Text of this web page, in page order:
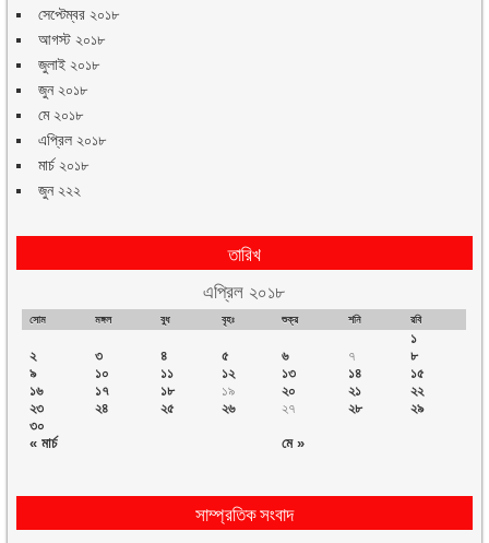
সেপ্টেম্বর ২০১৮
আগস্ট ২০১৮
জুলাই ২০১৮
জুন ২০১৮
মে ২০১৮
এপ্রিল ২০১৮
মার্চ ২০১৮
জুন ২২২
তারিখ
এপ্রিল ২০১৮
সোম মঙ্গল বুধ বৃহঃ শুক্র শনি রবি
« মার্চ মে »
১
২
৩ ৪ ৫ ৬ ৭
৮
৯
১০ ১১ ১২ ১৩ ১৪
১৫
১৬
১৭ ১৮ ১৯ ২০ ২১
২২
২৩
২৪ ২৫ ২৬ ২৭ ২৮
২৯
৩০
সাম্প্রতিক সংবাদ